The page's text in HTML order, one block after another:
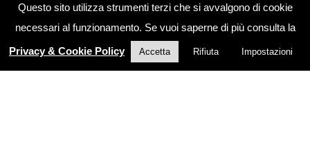
Questo sito utilizza strumenti terzi che si avvalgono di cookie
necessari al funzionamento. Se vuoi saperne di più consulta la
Privacy & Cookie Policy
Accetta Rifiuta Impostazioni